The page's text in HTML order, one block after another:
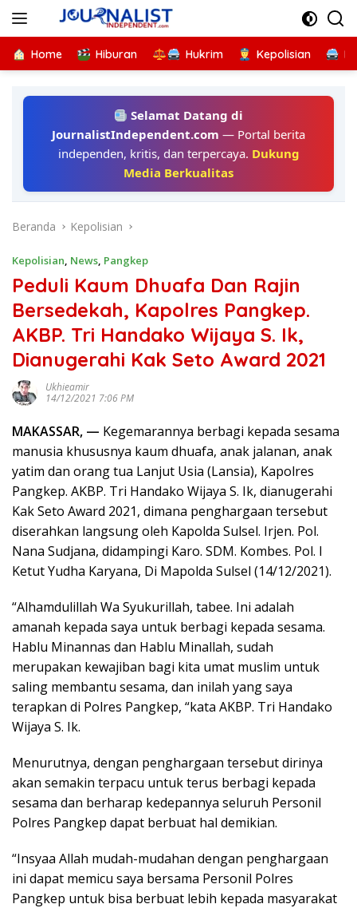
Home Hiburan Hukrim Kepolisian
Selamat Datang di
JournalistIndependent.com — Portal berita
independen, kritis, dan terpercaya. Dukung
Media Berkualitas
Beranda Kepolisian
Kepolisian, News, Pangkep
Peduli Kaum Dhuafa Dan Rajin
Bersedekah, Kapolres Pangkep.
AKBP. Tri Handako Wijaya S. Ik,
Dianugerahi Kak Seto Award 2021
Ukhieamir
14/12/2021 7:06 PM
MAKASSAR, — Kegemarannya berbagi kepada sesama
manusia khususnya kaum dhuafa, anak jalanan, anak
yatim dan orang tua Lanjut Usia (Lansia), Kapolres
Pangkep. AKBP. Tri Handako Wijaya S. Ik, dianugerahi
Kak Seto Award 2021, dimana penghargaan tersebut
diserahkan langsung oleh Kapolda Sulsel. Irjen. Pol.
Nana Sudjana, didampingi Karo. SDM. Kombes. Pol. I
Ketut Yudha Karyana, Di Mapolda Sulsel (14/12/2021).
“Alhamdulillah Wa Syukurillah, tabee. Ini adalah
amanah kepada saya untuk berbagi kepada sesama.
Hablu Minannas dan Hablu Minallah, sudah
merupakan kewajiban bagi kita umat muslim untuk
saling membantu sesama, dan inilah yang saya
terapkan di Polres Pangkep, “kata AKBP. Tri Handako
Wijaya S. Ik.
Menurutnya, dengan penghargaan tersebut dirinya
akan semakin terpacu untuk terus berbagi kepada
sesama dan berharap kedepannya seluruh Personil
Polres Pangkep dapat berbuat hal demikian.
“Insyaa Allah mudah-mudahan dengan penghargaan
ini dapat memicu saya bersama Personil Polres
Pangkep untuk bisa berbuat lebih kepada masyarakat